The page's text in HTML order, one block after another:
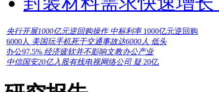
央行开展1000亿元逆回购操作 中标利率 1000亿元逆回购
6000人 美国玩手机死于交通事故达6000人 低头
办公97.5% 经济疲软并不影响文教办公产业
中信国安20亿入股有线电视网络公司 疑 20亿